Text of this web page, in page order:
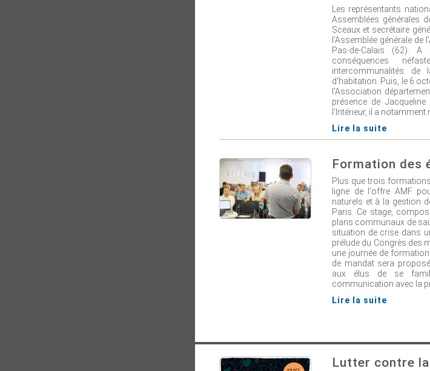
Les représentants
Assemblées générales
Sceaux et secrétaire
l'Assemblée générale
Pas-de-Calais (62).
conséquences
intercommunalités
d'habitation. Puis, le 6
l'Association
présence de
l'Intérieur, il a notamment
Lire la suite
Formation des
Plus que trois
ligne de l'offre AMF
naturels et à la gestion
Paris. Ce stage,
plans communaux de
situation de crise dans
prélude du Congrès des
une journée de
de mandat sera
aux élus de se
communication avec la
Lire la suite
Lutter contre